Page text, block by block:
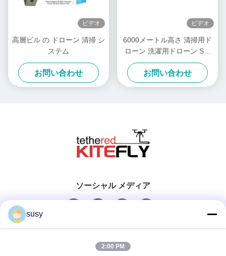
ビデオ
高層ビル の ドローン 清掃 シ
ステム
お問い合わせ
ビデオ
6000メートル高さ 清掃用ド
ローン 洗濯用ドローン SF-
90X-150
お問い合わせ
ソーシャル メディア
迅速な連絡
susy
2:00 PM